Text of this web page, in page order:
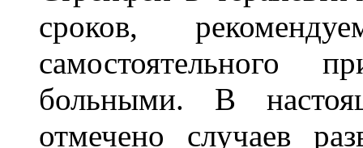
сроков,
самостоятельного
больными. В
отмечено случаев